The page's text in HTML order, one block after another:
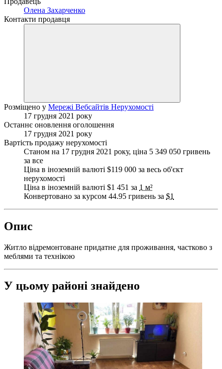
Олена Захарченко
Контакти продавця
Розміщено у Мережі Вебсайтів Нерухомості
17 грудня 2021 року
Останнє оновлення оголошення
17 грудня 2021 року
Вартість продажу нерухомості
Станом на 17 грудня 2021 року, ціна 5 349 050 гривень
за все
Ціна в іноземній валюті $119 000 за весь об'єкт
нерухомості
Ціна в іноземній валюті $1 451 за 1 м²
Конвертовано за курсом 44.95 гривень за $1
Опис
Житло відремонтоване придатне для проживання, частково з
меблями та технікою
У цьому районі знайдено